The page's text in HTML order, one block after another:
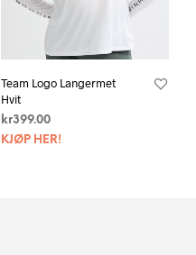
Team Logo Langermet
Hvit
kr399.00
KJØP HER!